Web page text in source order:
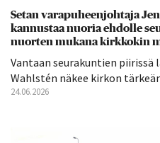
Setan varapuheenjohtaja
kannustaa nuoria ehdolle
nuorten mukana kirkkokin
Vantaan seurakuntien piirissä
Wahlstén näkee kirkon
24.06.2026